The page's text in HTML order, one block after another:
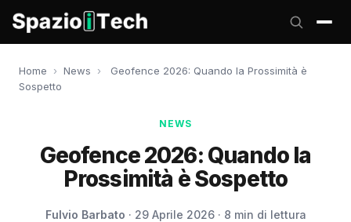
Home › News ›
Geofence 2026: Quando la Prossimità è
Sospetto
NEWS
Geofence 2026: Quando la
Prossimità è Sospetto
Fulvio Barbato · 29 Aprile 2026 · 8 min di lettura